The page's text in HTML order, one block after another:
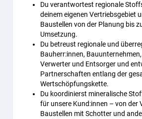
Du verantwortest regionale
deinem eigenen Vertriebsgebiet
Baustellen von der Planung bis
Umsetzung.
Du betreust regionale und
Bauherr:innen,
Verwerter und Entsorger und
Partnerschaften entlang der
Wertschöpfungskette.
Du koordinierst mineralische
für unsere Kund:innen – von der
Baustellen mit Schotter und